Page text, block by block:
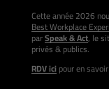
Cette année 2026
Best Workplace
parSpeak & Act, le
privés & publics.
RDV icipour en